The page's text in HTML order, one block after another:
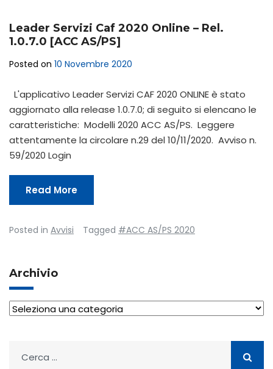
Leader Servizi Caf 2020 Online – Rel.
1.0.7.0 [ACC AS/PS]
Posted on 10 Novembre 2020
L'applicativo Leader Servizi CAF 2020 ONLINE è stato
aggiornato alla release 1.0.7.0; di seguito si elencano le
caratteristiche: Modelli 2020 ACC AS/PS. Leggere
attentamente la circolare n.29 del 10/11/2020. Avviso n.
59/2020 Login
Read More
Posted in Avvisi Tagged #ACC AS/PS 2020
Archivio
Archivio
per: